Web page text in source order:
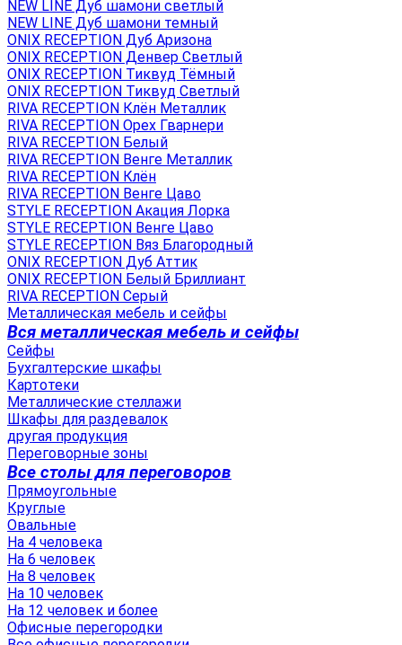
NEW LINE Дуб шамони светлый
NEW LINE Дуб шамони темный
ONIX RECEPTION Дуб Аризона
ONIX RECEPTION Денвер Светлый
ONIX RECEPTION Тиквуд Тёмный
ONIX RECEPTION Тиквуд Светлый
RIVA RECEPTION Клён Металлик
RIVA RECEPTION Орех Гварнери
RIVA RECEPTION Белый
RIVA RECEPTION Венге Металлик
RIVA RECEPTION Клён
RIVA RECEPTION Венге Цаво
STYLE RECEPTION Акация Лорка
STYLE RECEPTION Венге Цаво
STYLE RECEPTION Вяз Благородный
ONIX RECEPTION Дуб Аттик
ONIX RECEPTION Белый Бриллиант
RIVA RECEPTION Серый
Металлическая мебель и сейфы
Вся металлическая мебель и сейфы
Сейфы
Бухгалтерские шкафы
Картотеки
Металлические стеллажи
Шкафы для раздевалок
другая продукция
Переговорные зоны
Все столы для переговоров
Прямоугольные
Круглые
Овальные
На 4 человека
На 6 человек
На 8 человек
На 10 человек
На 12 человек и более
Офисные перегородки